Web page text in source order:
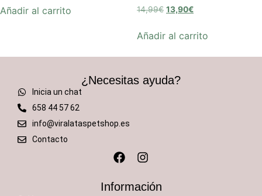
Añadir al carrito 14,99€ 13,90€
Añadir al carrito
¿Necesitas ayuda?
Inicia un chat
658 44 57 62
info@viralataspetshop.es
Contacto
Información